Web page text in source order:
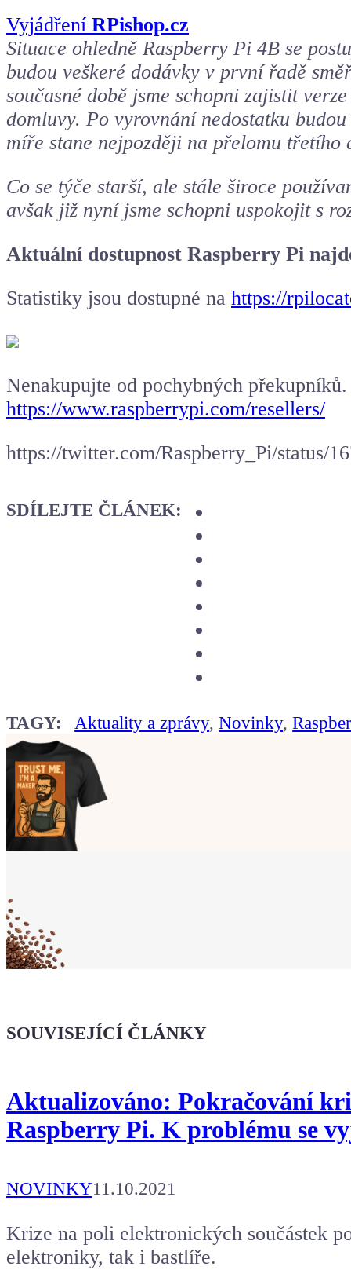
Vyjádření RPishop.cz
Situace ohledně Raspberry Pi 4B se
budou veškeré dodávky v první řadě
současné době jsme schopni zajistit
domluvy. Po vyrovnání nedostatku
míře stane nejpozději na přelomu
Co se týče starší, ale stále široce
avšak již nyní jsme schopni uspokojit s
Aktuální dostupnost Raspberry Pi
Statistiky jsou dostupné na https://
Nenakupujte od pochybných
https://www.raspberrypi.com/resellers/
https://twitter.com/Raspberry_Pi/status/
SDÍLEJTE ČLÁNEK:
TAGY: Aktuality a zprávy,Novinky,
že jsi Maker!
Koupit tričko
SOUVISEJÍCÍ ČLÁNKY
Aktualizováno: Pokračování
Raspberry Pi. K problému se
NOVINKY11.10.2021
Krize na poli elektronických součástek
elektroniky, tak i bastlíře.